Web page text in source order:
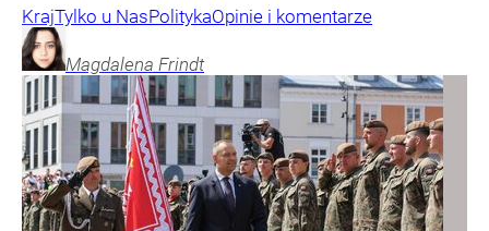
KrajTylko u NasPolitykaOpinie i komentarze
Magdalena Frindt